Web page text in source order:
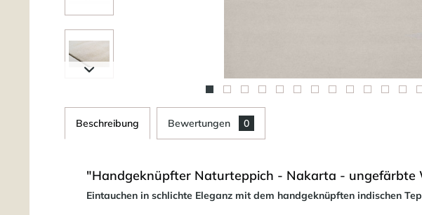
Beschreibung Bewertungen 0
"Handgeknüpfter Naturteppich - Nakarta - ungefärbte
Eintauchen in schlichte Eleganz mit dem handgeknüpften indischen